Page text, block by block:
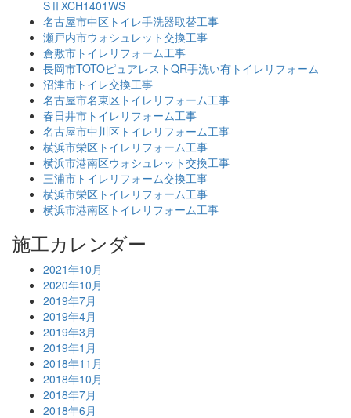
SⅡXCH1401WS
名古屋市中区トイレ手洗器取替工事
瀬戸内市ウォシュレット交換工事
倉敷市トイレリフォーム工事
長岡市TOTOピュアレストQR手洗い有トイレリフォーム
沼津市トイレ交換工事
名古屋市名東区トイレリフォーム工事
春日井市トイレリフォーム工事
名古屋市中川区トイレリフォーム工事
横浜市栄区トイレリフォーム工事
横浜市港南区ウォシュレット交換工事
三浦市トイレリフォーム交換工事
横浜市栄区トイレリフォーム工事
横浜市港南区トイレリフォーム工事
施工カレンダー
2021年10月
2020年10月
2019年7月
2019年4月
2019年3月
2019年1月
2018年11月
2018年10月
2018年7月
2018年6月